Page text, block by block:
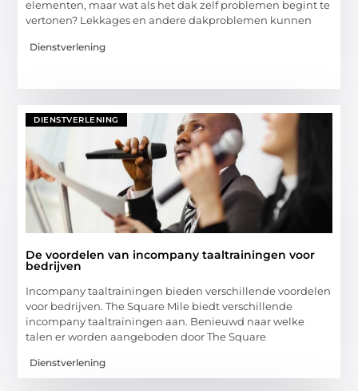
elementen, maar wat als het dak zelf problemen begint te
vertonen? Lekkages en andere dakproblemen kunnen
Dienstverlening
DIENSTVERLENING
De voordelen van incompany taaltrainingen voor
bedrijven
Incompany taaltrainingen bieden verschillende voordelen
voor bedrijven. The Square Mile biedt verschillende
incompany taaltrainingen aan. Benieuwd naar welke
talen er worden aangeboden door The Square
Dienstverlening